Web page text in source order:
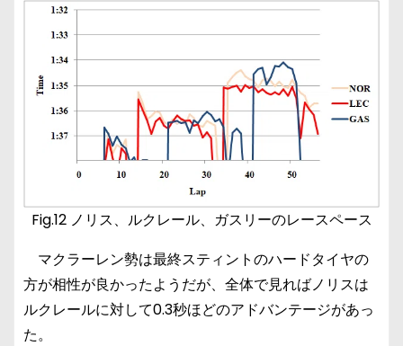
Fig.12 ノリス、ルクレール、ガスリーのレースペース
マクラーレン勢は最終スティントのハードタイヤの
方が相性が良かったようだが、全体で見ればノリスは
ルクレールに対して0.3秒ほどのアドバンテージがあっ
た。